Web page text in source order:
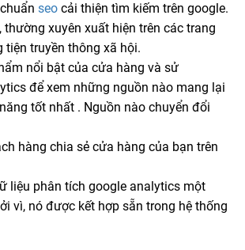
seo cải thiện tìm kiếm trên google.
thường xuyên xuất hiện trên các trang
tiện truyền thông xã hội.
nổi bật của cửa hàng và sử
để xem những nguồn nào mang lại
tốt nhất . Nguồn nào chuyển đổi
hàng chia sẻ cửa hàng của bạn trên
liệu phân tích google analytics một
vì, nó được kết hợp sẵn trong hệ thống